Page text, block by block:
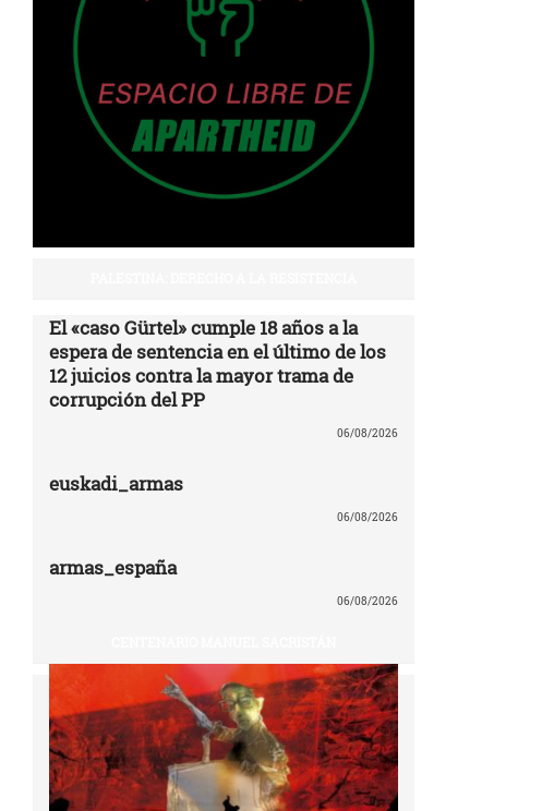
El «caso Gürtel» cumple 18 años a la
espera de sentencia en el último de los
12 juicios contra la mayor trama de
corrupción del PP
06/08/2026
euskadi_armas
06/08/2026
armas_españa
06/08/2026